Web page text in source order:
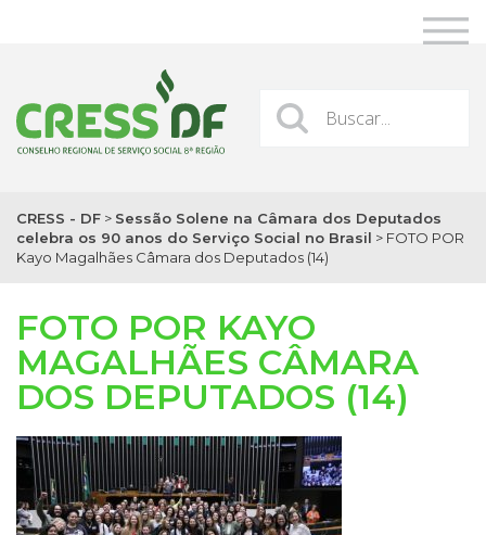
CRESS - DF > Sessão Solene na Câmara dos Deputados
celebra os 90 anos do Serviço Social no Brasil > FOTO POR
Kayo Magalhães Câmara dos Deputados (14)
FOTO POR KAYO
MAGALHÃES CÂMARA
DOS DEPUTADOS (14)